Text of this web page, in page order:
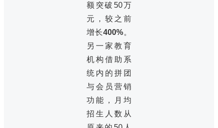
额突破50万
元，较之前
增长400%。
另一家教育
机构借助系
统内的拼团
与会员营销
功能，月均
招生人数从